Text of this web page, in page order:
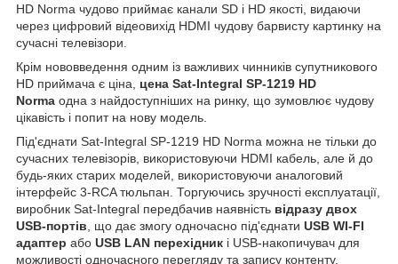
HD Norma чудово приймає канали SD і HD якості, видаючи
через цифровий відеовихід HDMI чудову барвисту картинку на
сучасні телевізори.
Крім нововведення одним із важливих чинників супутникового
HD приймача є ціна, цена Sat-Integral SP-1219 HD
Norma одна з найдоступніших на ринку, що зумовлює чудову
цікавість і попит на нову модель.
Під'єднати Sat-Integral SP-1219 HD Norma можна не тільки до
сучасних телевізорів, використовуючи HDMI кабель, але й до
будь-яких старих моделей, використовуючи аналоговий
інтерфейс 3-RCA тюльпан. Торгуючись зручності експлуатації,
виробник Sat-Integral передбачив наявність відразу двох
USB-портів , що дає змогу одночасно під'єднати USB WI-FI
адаптер або USB LAN перехідник і USB-накопичувач для
можливості одночасного перегляду та запису контенту.